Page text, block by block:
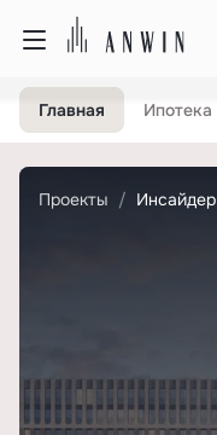
Главная Ипотека
Проекты Инсайдер